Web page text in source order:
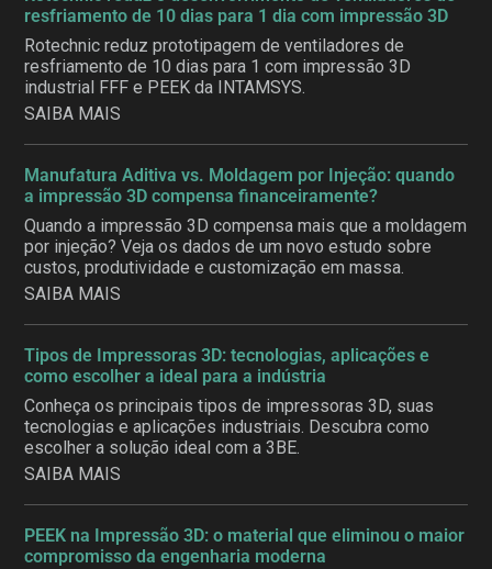
resfriamento de 10 dias para 1 dia com impressão 3D
Rotechnic reduz prototipagem de ventiladores de
resfriamento de 10 dias para 1 com impressão 3D
industrial FFF e PEEK da INTAMSYS.
SAIBA MAIS
Manufatura Aditiva vs. Moldagem por Injeção: quando
a impressão 3D compensa financeiramente?
Quando a impressão 3D compensa mais que a moldagem
por injeção? Veja os dados de um novo estudo sobre
custos, produtividade e customização em massa.
SAIBA MAIS
Tipos de Impressoras 3D: tecnologias, aplicações e
como escolher a ideal para a indústria
Conheça os principais tipos de impressoras 3D, suas
tecnologias e aplicações industriais. Descubra como
escolher a solução ideal com a 3BE.
SAIBA MAIS
PEEK na Impressão 3D: o material que eliminou o maior
compromisso da engenharia moderna